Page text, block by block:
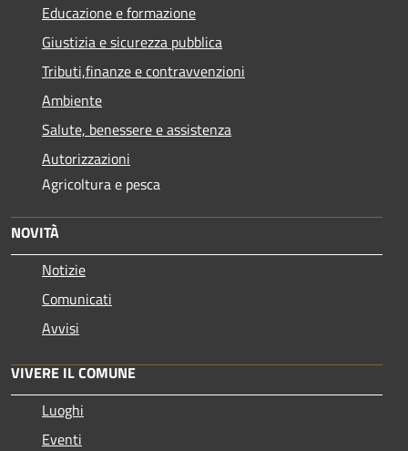
Educazione e formazione
Giustizia e sicurezza pubblica
Tributi,finanze e contravvenzioni
Ambiente
Salute, benessere e assistenza
Autorizzazioni
Agricoltura e pesca
NOVITÀ
Notizie
Comunicati
Avvisi
VIVERE IL COMUNE
Luoghi
Eventi